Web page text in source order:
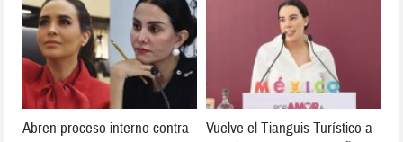
Abren proceso interno contra
Vuelve el Tianguis Turístico a